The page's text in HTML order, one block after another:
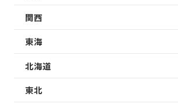
関西
東海
北海道
東北